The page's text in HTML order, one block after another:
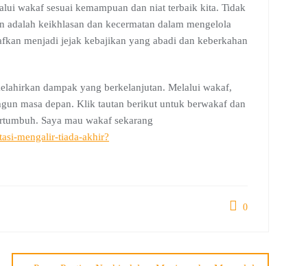
wakaf sesuai kemampuan dan niat terbaik kita. Tidak
keikhlasan dan kecermatan dalam mengelola
menjadi jejak kebajikan yang abadi dan keberkahan
dampak yang berkelanjutan. Melalui wakaf,
masa depan. Klik tautan berikut untuk berwakaf dan
Saya mau wakaf sekarang
mengalir-tiada-akhir?
0